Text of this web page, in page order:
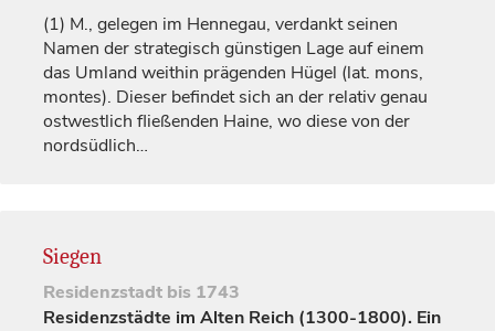
(1) M., gelegen im Hennegau, verdankt seinen
Namen der strategisch günstigen Lage auf einem
das Umland weithin prägenden Hügel (lat. mons,
montes). Dieser befindet sich an der relativ genau
ostwestlich fließenden Haine, wo diese von der
nordsüdlich…
Siegen
Residenzstadt bis 1743
Residenzstädte im Alten Reich (1300-1800). Ein